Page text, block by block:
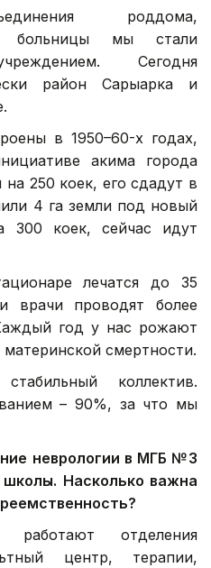
роддома,
больницы мы стали
Сегодня
район Сарыарка и
в 1950–60-х годах,
акима города
250 коек, его сдадут в
4 га земли под новый
300 коек, сейчас идут
лечатся до 35
врачи проводят более
год у нас рожают
смертности.
коллектив.
– 90%, за что мы
неврологии в МГБ №3
Насколько важна
отделения
центр, терапии,